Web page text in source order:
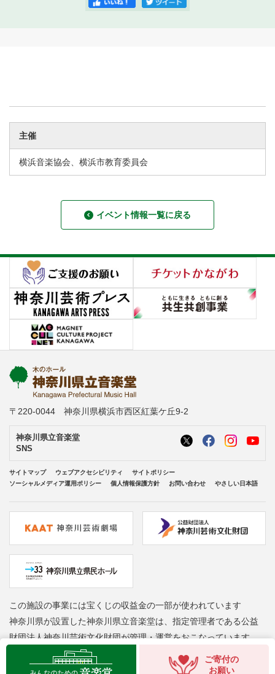
主催
横浜音楽協会、横浜市教育委員会
イベント情報一覧に戻る
ご寄付の
お願い
〒220-0044 神奈川県横浜市西区紅葉ケ丘9-2
神奈川県立音楽堂
SNS
サイトマップ ウェブアクセシビリティ
サイトポリシー
ソーシャルメディア運用ポリシー
個人情報保護方針 お問い合わせ やさしい日本語
この施設の事業には宝くじの収益金の一部が使われています
神奈川県が設置した神奈川県立音楽堂は、指定管理者である公益
財団法人神奈川芸術文化財団が管理・運営をおこなっています
Copyright © Kanagawa Arts Foundation. All rights reserved.